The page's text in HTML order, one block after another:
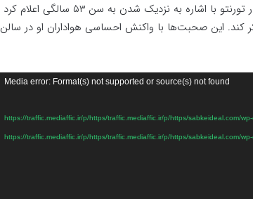
به گزارش سبک ایده آل، شادمهر عقیلی در کنسرت اخیرش در تورنتو با اشاره به نزدیک شدن به سن ۵۳ سالگی اعلام کرد
کند. این صحبت‌ها با واکنش احساسی هواداران او در سالن
Media error: Format(s) not supported or source(s) not found